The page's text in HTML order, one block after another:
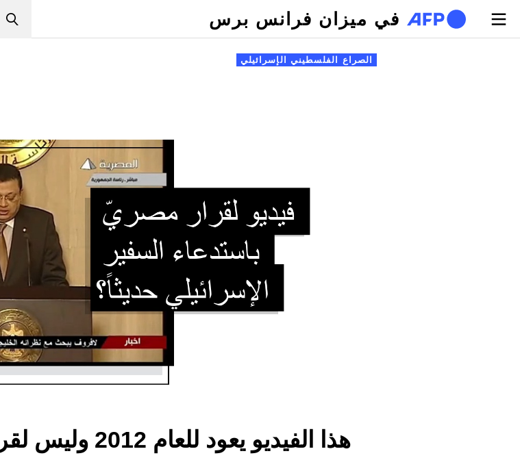
تجاوز إلى المحتوى الرئيسي
في ميزان فرانس برس
التبويبات الأساسية
الصراع الفلسطيني الإسرائيلي
هذا الفيديو